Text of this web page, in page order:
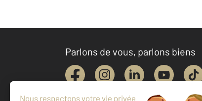
Parlons de vous, parlons biens